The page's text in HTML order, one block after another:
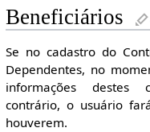
Beneficiários
Se no cadastro do
Dependentes, no
informações destes
contrário, o usuário
houverem.